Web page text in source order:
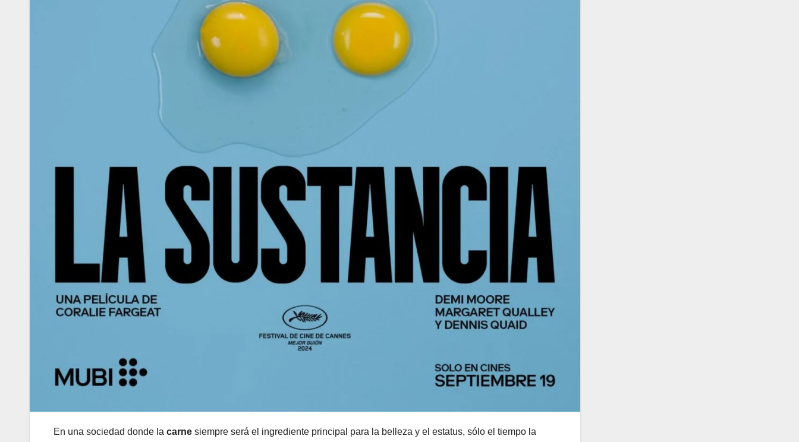
En una sociedad donde la carne siempre será el ingrediente principal para la belleza y el estatus, sólo el tiempo la